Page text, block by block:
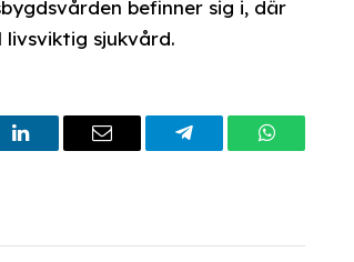
befinner sig i, där
sjukvård.
LinkedInEmail TelegramWhatsApp